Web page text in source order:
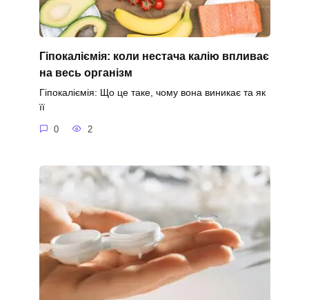
Гіпокаліємія: коли нестача калію впливає
на весь організм
Гіпокаліємія: Що це таке, чому вона виникає та як
її
0 2